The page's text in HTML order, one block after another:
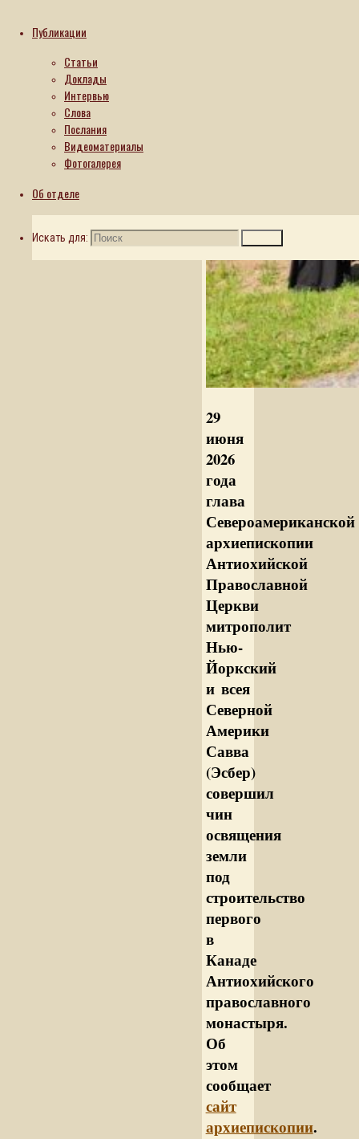
Публикации
Статьи
Доклады
Интервью
Слова
Послания
Видеоматериалы
Фотогалерея
Об отделе
Искать для:
29
июня
2026
года
глава
Североамериканской
архиепископии
Антиохийской
Православной
Церкви
митрополит
Нью-
Йоркский
и всея
Северной
Америки
Савва
(Эсбер)
совершил
чин
освящения
земли
под
строительство
первого
в
Канаде
Антиохийского
православного
монастыря.
Об
этом
сообщает
сайт
архиепископии.